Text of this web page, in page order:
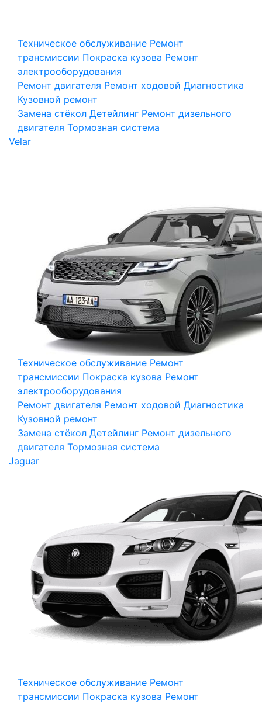
Техническое обслуживание Ремонт
трансмиссии Покраска кузова Ремонт
электрооборудования
Ремонт двигателя Ремонт ходовой Диагностика
Кузовной ремонт
Замена стёкол Детейлинг Ремонт дизельного
двигателя Тормозная система
Velar
Техническое обслуживание Ремонт
трансмиссии Покраска кузова Ремонт
электрооборудования
Ремонт двигателя Ремонт ходовой Диагностика
Кузовной ремонт
Замена стёкол Детейлинг Ремонт дизельного
двигателя Тормозная система
Jaguar
Техническое обслуживание Ремонт
трансмиссии Покраска кузова Ремонт